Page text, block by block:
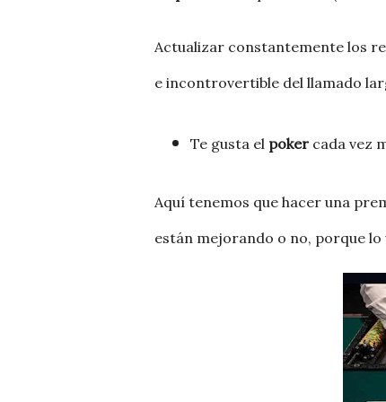
Actualizar constantemente los
e incontrovertible del llamado
Te gusta el poker cada vez
Aquí tenemos que hacer una
están mejorando o no, porque